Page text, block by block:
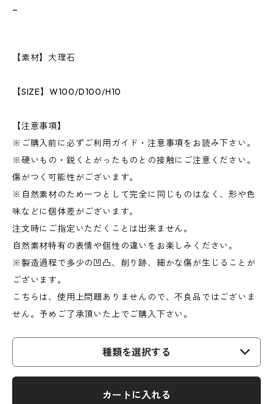
【素材】大理石
【SIZE】W100/D100/H10
【注意事項】
※ご購入前に必ずご利用ガイド・注意事項をお読み下さい。
※硬いもの・鋭くとがったものとの接触にご注意ください。
傷がつく可能性がございます。
※自然素材のため一つとして完全に同じものはなく、形や色
味などに個体差がございます。
注文時にご指定いただくことは出来ません。
自然素材特有の表情や個性の違いをお楽しみください。
※製造過程で多少の凹凸、削り跡、細かな傷が生じることが
ございます。
こちらは、使用上問題ありませんので、不良品ではございま
せん。予めご了承頂いた上でご購入下さい。
種類を選択する
カートに入れる